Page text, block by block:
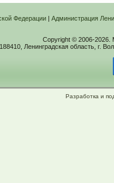
Федерации| Администрация
Copyright © 2006-2026.
188410, Ленинградская область, г.
Разработка и